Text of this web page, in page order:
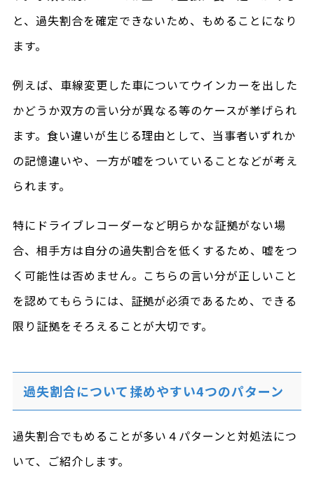
と、過失割合を確定できないため、もめることになり
ます。
例えば、車線変更した車についてウインカーを出した
かどうか双方の言い分が異なる等のケースが挙げられ
ます。食い違いが生じる理由として、当事者いずれか
の記憶違いや、一方が嘘をついていることなどが考え
られます。
特にドライブレコーダーなど明らかな証拠がない場
合、相手方は自分の過失割合を低くするため、嘘をつ
く可能性は否めません。こちらの言い分が正しいこと
を認めてもらうには、証拠が必須であるため、できる
限り証拠をそろえることが大切です。
過失割合について揉めやすい4つのパターン
過失割合でもめることが多い４パターンと対処法につ
いて、ご紹介します。